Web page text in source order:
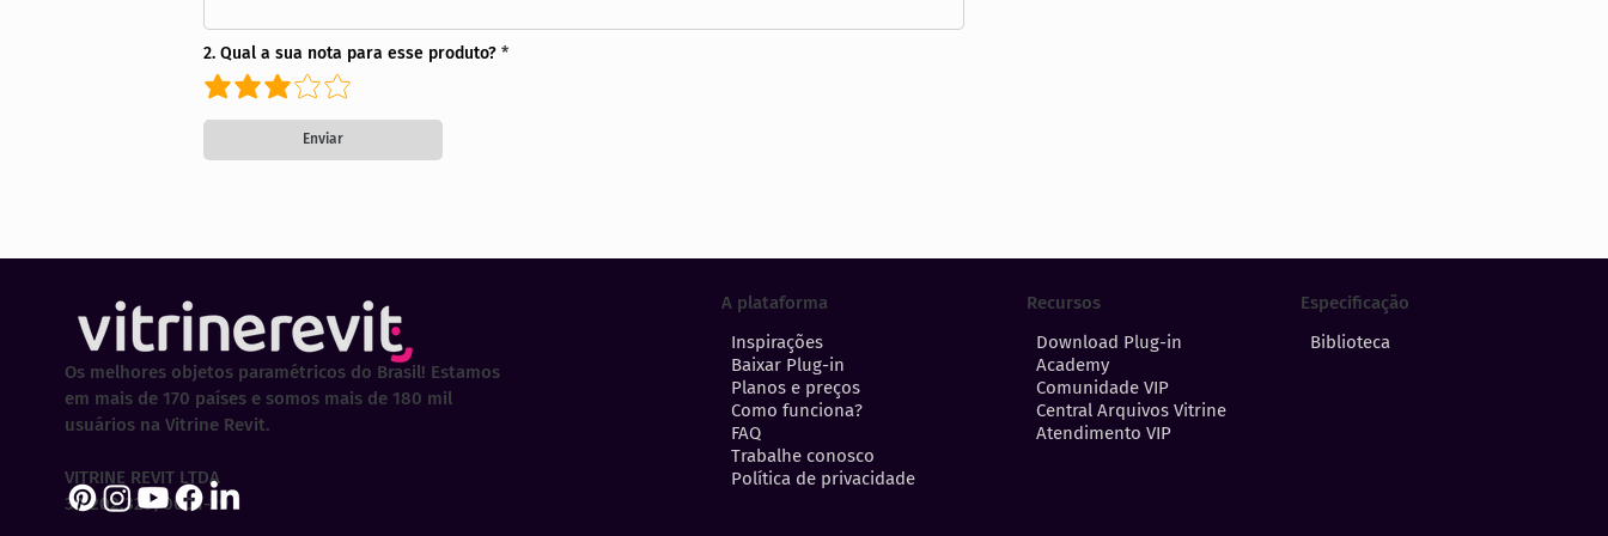
2. Qual a sua nota para esse produto?
Enviar
A plataforma
Inspirações
Baixar Plug-in
Planos e preços
Como funciona?
FAQ
Trabalhe conosco
Política de privacidade
Recursos
Download Plug-in
Academy
Comunidade VIP
Central Arquivos Vitrine
Atendimento VIP
Especificação
Biblioteca
Os melhores objetos paramétricos do Brasil! Estamos
em mais de 170 países e somos mais de 180 mil
usuários na Vitrine Revit.
VITRINE REVIT LTDA
30.202.323/0001-29